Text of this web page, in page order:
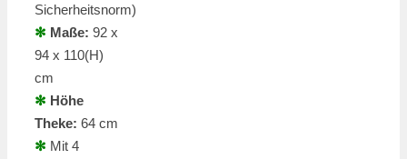
Sicherheitsnorm)
✻ Maße: 92 x
94 x 110(H)
cm
✻ Höhe
Theke: 64 cm
✻ Mit 4